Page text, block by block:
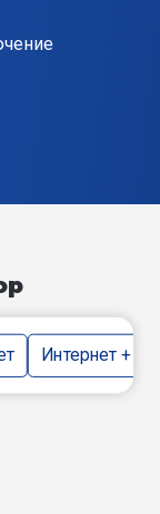
Интернет + тв